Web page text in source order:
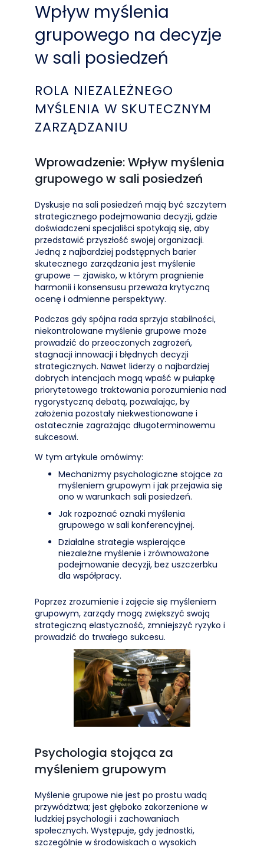
Wpływ myślenia
grupowego na decyzje
w sali posiedzeń
ROLA NIEZALEŻNEGO
MYŚLENIA W SKUTECZNYM
ZARZĄDZANIU
Wprowadzenie: Wpływ myślenia
grupowego w sali posiedzeń
Dyskusje na sali posiedzeń mają być szczytem
strategicznego podejmowania decyzji, gdzie
doświadczeni specjaliści spotykają się, aby
przedstawić przyszłość swojej organizacji.
Jedną z najbardziej podstępnych barier
skutecznego zarządzania jest myślenie
grupowe — zjawisko, w którym pragnienie
harmonii i konsensusu przeważa krytyczną
ocenę i odmienne perspektywy.
Podczas gdy spójna rada sprzyja stabilności,
niekontrolowane myślenie grupowe może
prowadzić do przeoczonych zagrożeń,
stagnacji innowacji i błędnych decyzji
strategicznych. Nawet liderzy o najbardziej
dobrych intencjach mogą wpaść w pułapkę
priorytetowego traktowania porozumienia nad
rygorystyczną debatą, pozwalając, by
założenia pozostały niekwestionowane i
ostatecznie zagrażając długoterminowemu
sukcesowi.
W tym artykule omówimy:
Mechanizmy psychologiczne stojące za
myśleniem grupowym i jak przejawia się
ono w warunkach sali posiedzeń.
Jak rozpoznać oznaki myślenia
grupowego w sali konferencyjnej.
Działalne strategie wspierające
niezależne myślenie i zrównoważone
podejmowanie decyzji, bez uszczerbku
dla współpracy.
Poprzez zrozumienie i zajęcie się myśleniem
grupowym, zarządy mogą zwiększyć swoją
strategiczną elastyczność, zmniejszyć ryzyko i
prowadzić do trwałego sukcesu.
Psychologia stojąca za
myśleniem grupowym
Myślenie grupowe nie jest po prostu wadą
przywództwa; jest głęboko zakorzenione w
ludzkiej psychologii i zachowaniach
społecznych. Występuje, gdy jednostki,
szczególnie w środowiskach o wysokich